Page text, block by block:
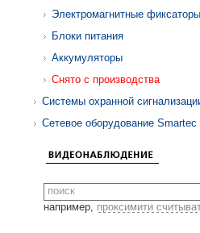
Электромагнитные
Блоки питания
Аккумуляторы
Снято с производства
Системы охранной
Сетевое оборудование Smartec
например, проксимити